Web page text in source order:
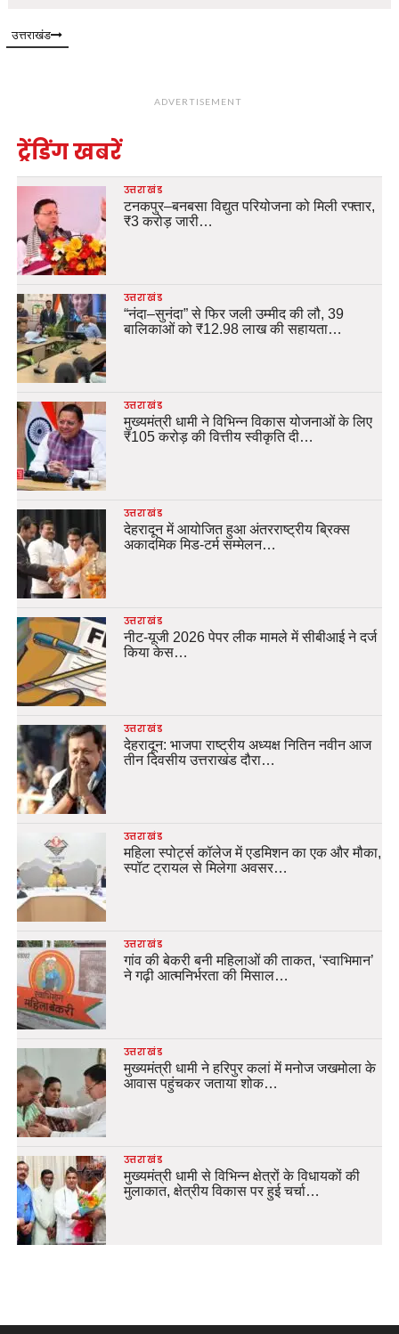
उत्तराखंड
ADVERTISEMENT
ट्रेंडिंग खबरें
उत्तराखंड
टनकपुर–बनबसा विद्युत परियोजना को मिली रफ्तार,
₹3 करोड़ जारी…
उत्तराखंड
“नंदा–सुनंदा” से फिर जली उम्मीद की लौ, 39
बालिकाओं को ₹12.98 लाख की सहायता…
उत्तराखंड
मुख्यमंत्री धामी ने विभिन्न विकास योजनाओं के लिए
₹105 करोड़ की वित्तीय स्वीकृति दी…
उत्तराखंड
देहरादून में आयोजित हुआ अंतरराष्ट्रीय ब्रिक्स
अकादमिक मिड-टर्म सम्मेलन…
उत्तराखंड
नीट-यूजी 2026 पेपर लीक मामले में सीबीआई ने दर्ज
किया केस…
उत्तराखंड
देहरादून: भाजपा राष्ट्रीय अध्यक्ष नितिन नवीन आज
तीन दिवसीय उत्तराखंड दौरा…
उत्तराखंड
महिला स्पोर्ट्स कॉलेज में एडमिशन का एक और मौका,
स्पॉट ट्रायल से मिलेगा अवसर…
उत्तराखंड
गांव की बेकरी बनी महिलाओं की ताकत, ‘स्वाभिमान’
ने गढ़ी आत्मनिर्भरता की मिसाल…
उत्तराखंड
मुख्यमंत्री धामी ने हरिपुर कलां में मनोज जखमोला के
आवास पहुंचकर जताया शोक…
उत्तराखंड
मुख्यमंत्री धामी से विभिन्न क्षेत्रों के विधायकों की
मुलाकात, क्षेत्रीय विकास पर हुई चर्चा…